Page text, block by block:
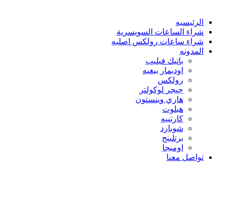
الرئيسيه
شراء الساعات السويسرية
شراء ساعات رولكس اصليه
المدونه
باتيك فيليب
اوديمار بيغيه
رولكس
جيجر لوكولتر
هاري وينستون
هبلوت
كارتييه
شوبارد
برتلينج
اوميجا
تواصل معنا